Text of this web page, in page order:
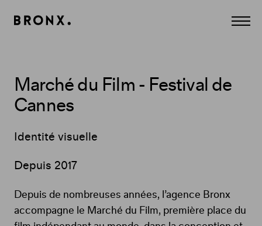
Marché du Film - Festival de
Cannes
Identité visuelle
Depuis 2017
Depuis de nombreuses années, l’agence Bronx
accompagne le Marché du Film, première place du
Paris.
CULTURE,
DIVERTISSEMENT,
LUXE,
Digital,
Print,
Film,
Contenus...